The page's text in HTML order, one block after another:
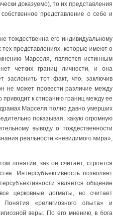
доказуемо), то их представления
представление о себе и
тождественна его индивидуальному
представлениях, которые имеют о
Марселя, является истинным
четких границ личности, и она
заслонить тот факт, что, заключив
не может провести различие между
к стиранию границ между ее
Марселя полно давно умерших
показывая, какую огромную
выводу о тождественности
реальности «невидимого мира»,
понятии, как он считает, строятся
Интерсубъективность позволяет
является общение
церковные догматы, но считает
«религиозного опыта» и
веры. По его мнению, в бога